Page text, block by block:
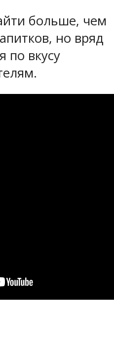
больше, чем
но вряд
по вкусу